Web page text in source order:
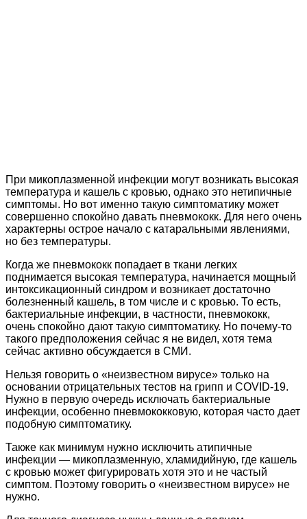
При микоплазменной инфекции могут возникать высокая
температура и кашель с кровью, однако это нетипичные
симптомы. Но вот именно такую симптоматику может
совершенно спокойно давать пневмококк. Для него очень
характерны острое начало с катаральными явлениями,
но без температуры.
Когда же пневмококк попадает в ткани легких
поднимается высокая температура, начинается мощный
интоксикационный синдром и возникает достаточно
болезненный кашель, в том числе и с кровью. То есть,
бактериальные инфекции, в частности, пневмококк,
очень спокойно дают такую симптоматику. Но почему-то
такого предположения сейчас я не видел, хотя тема
сейчас активно обсуждается в СМИ.
Нельзя говорить о «неизвестном вирусе» только на
основании отрицательных тестов на грипп и COVID-19.
Нужно в первую очередь исключать бактериальные
инфекции, особенно пневмококковую, которая часто дает
подобную симптоматику.
Также как минимум нужно исключить атипичные
инфекции — микоплазменную, хламидийную, где кашель
с кровью может фигурировать хотя это и не частый
симптом. Поэтому говорить о «неизвестном вирусе» не
нужно.